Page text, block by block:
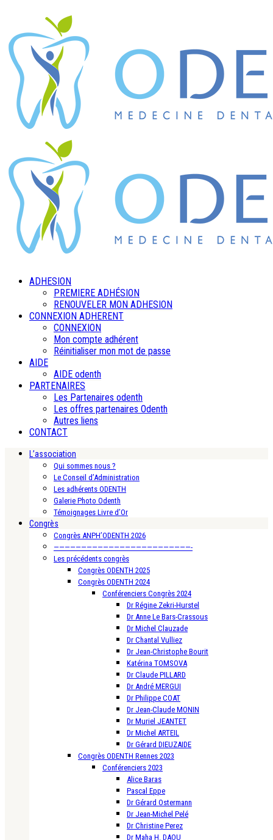
ADHESION
PREMIERE ADHÉSION
RENOUVELER MON ADHESION
CONNEXION ADHERENT
CONNEXION
Mon compte adhérent
Réinitialiser mon mot de passe
AIDE
AIDE odenth
PARTENAIRES
Les Partenaires odenth
Les offres partenaires Odenth
Autres liens
CONTACT
L’association
Qui sommes nous ?
Le Conseil d’Administration
Les adhérents ODENTH
Galerie Photo Odenth
Témoignages Livre d’Or
Congrès
Congrès ANPH’ODENTH 2026
—————————————————————————-
Les précédents congrès
Congrès ODENTH 2025
Congrès ODENTH 2024
Conférenciers Congrès 2024
Dr Régine Zekri-Hurstel
Dr Anne Le Bars-Crassous
Dr Michel Clauzade
Dr Chantal Vulliez
Dr Jean-Christophe Bourit
Katérina TOMSOVA
Dr Claude PILLARD
Dr André MERGUI
Dr Philippe COAT
Dr Jean-Claude MONIN
Dr Muriel JEANTET
Dr Michel ARTEIL
Dr Gérard DIEUZAIDE
Congrès ODENTH Rennes 2023
Conférenciers 2023
Alice Baras
Pascal Eppe
Dr Gérard Ostermann
Dr Jean-Michel Pelé
Dr Christine Perez
Dr Maha H. DAOU